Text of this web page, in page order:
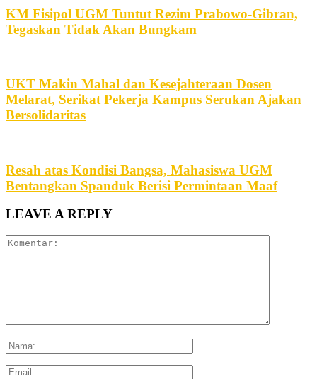
KM Fisipol UGM Tuntut Rezim Prabowo-Gibran,
Tegaskan Tidak Akan Bungkam
UKT Makin Mahal dan Kesejahteraan Dosen
Melarat, Serikat Pekerja Kampus Serukan Ajakan
Bersolidaritas
Resah atas Kondisi Bangsa, Mahasiswa UGM
Bentangkan Spanduk Berisi Permintaan Maaf
LEAVE A REPLY